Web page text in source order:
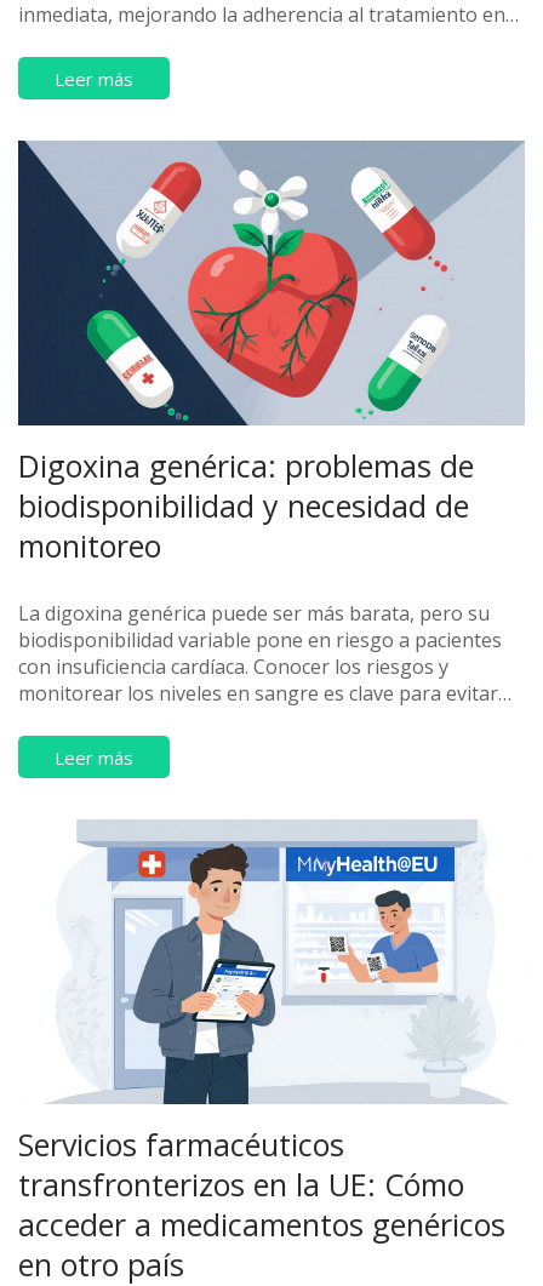
inmediata, mejorando la adherencia al tratamiento en
experiencias reales respaldan su uso preferente en
personas con intolerancia.
Leer más
Digoxina genérica: problemas de
biodisponibilidad y necesidad de
monitoreo
La digoxina genérica puede ser más barata, pero su
biodisponibilidad variable pone en riesgo a pacientes
con insuficiencia cardíaca. Conocer los riesgos y
monitorear los niveles en sangre es clave para evitar
Leer más
Servicios farmacéuticos
transfronterizos en la UE: Cómo
acceder a medicamentos genéricos
en otro país